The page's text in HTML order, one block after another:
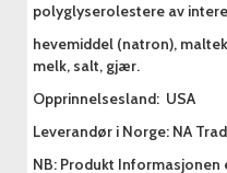
polyglyserolestere av
hevemiddel (natron),
melk, salt, gjær.
Opprinnelsesland: USA
Leverandør i Norge: NA
NB: Produkt